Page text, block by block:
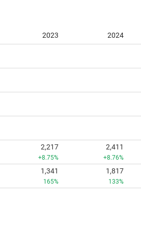
2023 2024
2,217
+8.75%
2,411
+8.76%
1,341
165%
1,817
133%